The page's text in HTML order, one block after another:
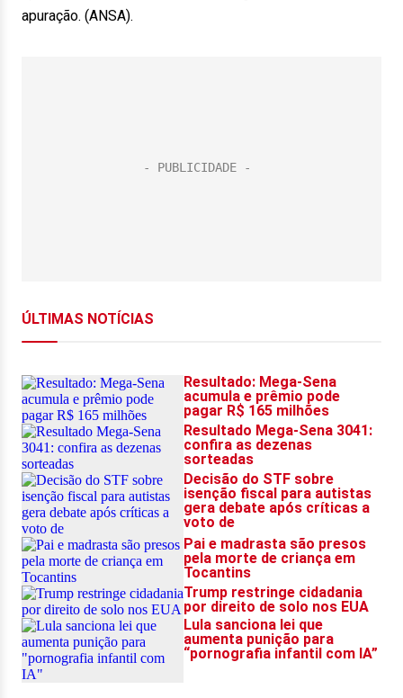
apuração. (ANSA).